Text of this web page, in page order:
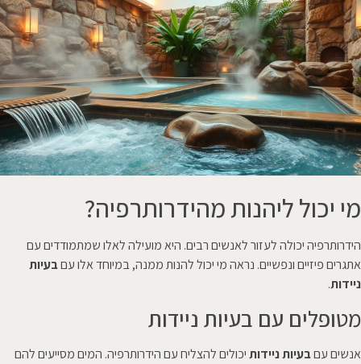
מי יכול ליהנות מהידרותרפיה?
הידרותרפיה יכולה לעזור לאנשים רבים. היא מועילה לאלו שמתמודדים עם
אתגרים פיזיים ונפשיים. נראה מי יכול להנות ממנה, במיוחד אלו עםבעיות
ניידות.
מטופלים עם בעיות ניידות
אנשים עםבעיות ניידותיכולים להצליח עם הידרותרפיה. המים מסייעים להם